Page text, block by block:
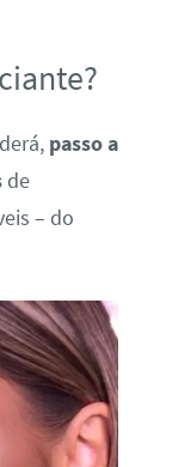
passo a
de
– do